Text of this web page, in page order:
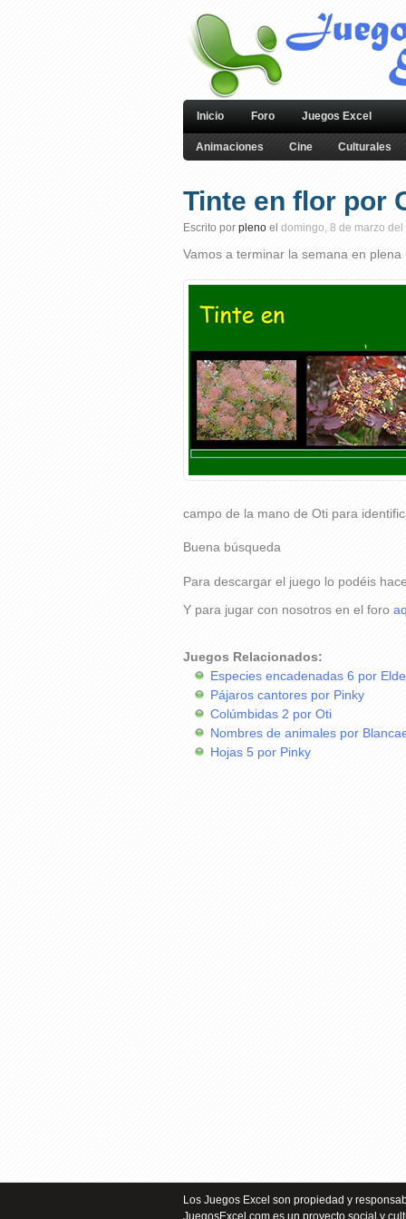
Inicio Foro Juegos Excel
Animaciones Cine Culturales
Tinte en flor por
Escrito por pleno el domingo, 8 de marzo del
Vamos a terminar la semana en
campo de la mano de Oti para
Buena búsqueda
Para descargar el juego lo podéis
Y para jugar con nosotros en el foro
Juegos Relacionados:
Especies encadenadas 6 por
Pájaros cantores por Pinky
Colúmbidas 2 por Oti
Nombres de animales por
Hojas 5 por Pinky
Los Juegos Excel son propiedad y
JuegosExcel.com es un proyecto social y